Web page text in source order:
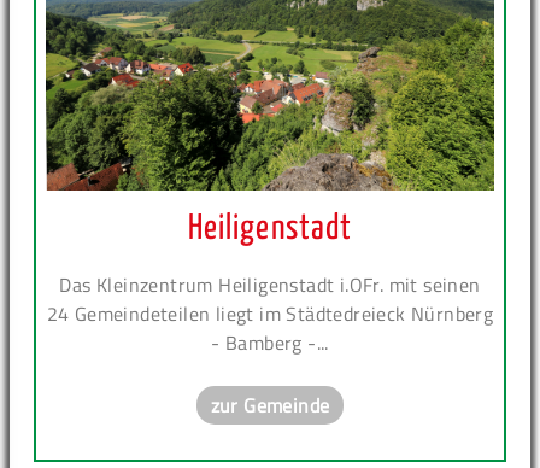
Heiligenstadt
Das Kleinzentrum Heiligenstadt i.OFr. mit seinen
24 Gemeindeteilen liegt im Städtedreieck Nürnberg
- Bamberg -...
zur Gemeinde